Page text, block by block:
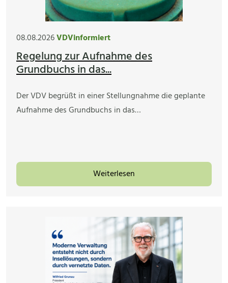
08.08.2026VDVinformiert
Regelung zur Aufnahme des
Grundbuchs in das...
Der VDV begrüßt in einer Stellungnahme die geplante
Aufnahme des Grundbuchs in das…
Weiterlesen